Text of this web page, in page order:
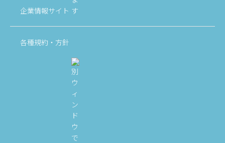
企業情報サイト
各種規約・方針